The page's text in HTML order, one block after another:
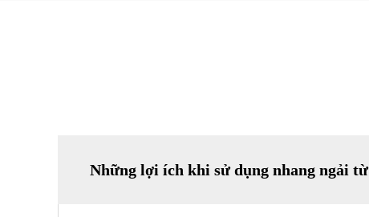
Những lợi ích khi sử dụng nhang ngải